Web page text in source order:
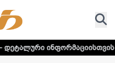
დააკლიკეთ